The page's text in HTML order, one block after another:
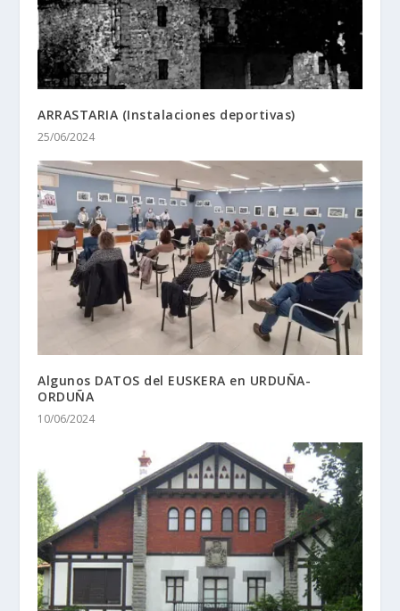
ARRASTARIA (Instalaciones deportivas)
25/06/2024
Algunos DATOS del EUSKERA en URDUÑA-
ORDUÑA
10/06/2024